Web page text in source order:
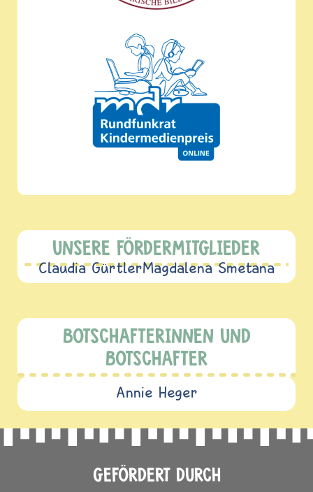
UNSERE FÖRDERMITGLIEDER
Claudia GürtlerMagdalena Smetana
BOTSCHAFTERINNEN UND
BOTSCHAFTER
Annie Heger
GEFÖRDERT DURCH